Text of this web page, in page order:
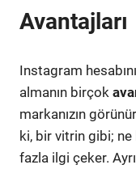
Avantajları
Instagram
almanın birçok
markanızın
ki, bir vitrin gibi;
fazla ilgi çeker.